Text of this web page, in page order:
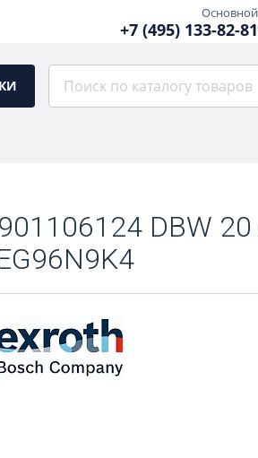
+7 (495) 133-82-81
Основной
DBW